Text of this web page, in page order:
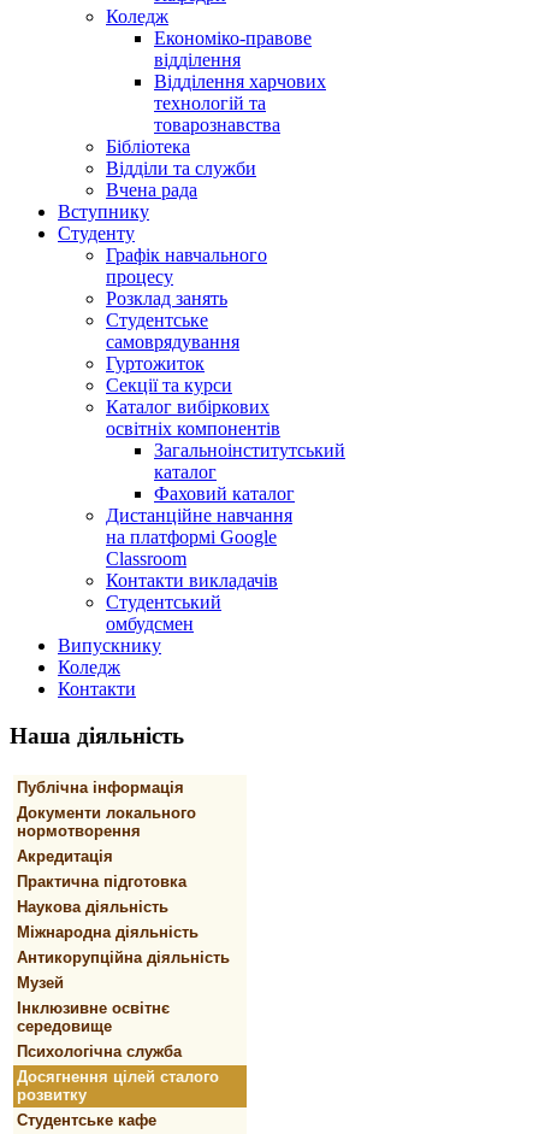
Коледж
Економіко-правове
відділення
Відділення харчових
технологій та
товарознавства
Бібліотека
Відділи та служби
Вчена рада
Вступнику
Студенту
Графік навчального
процесу
Розклад занять
Студентське
самоврядування
Гуртожиток
Секції та курси
Каталог вибіркових
освітніх компонентів
Загальноінститутський
каталог
Фаховий каталог
Дистанційне навчання
на платформі Google
Classroom
Контакти викладачів
Студентський
омбудсмен
Випускнику
Коледж
Контакти
Наша діяльність
Публічна інформація
Документи локального
нормотворення
Акредитація
Практична підготовка
Наукова діяльність
Міжнародна діяльність
Антикорупційна діяльність
Музей
Інклюзивне освітнє
середовище
Психологічна служба
Досягнення цілей сталого
розвитку
Студентське кафе